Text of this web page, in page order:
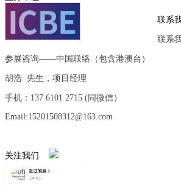
联系
联系
参展咨询——中国联络（包含港澳台）
胡浩 先生，项目经理
手机：137 6101 2715 (同微信）
Email:15201508312@163.com
关注我们